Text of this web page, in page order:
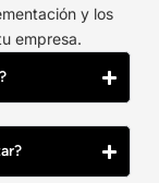
y los
empresa.